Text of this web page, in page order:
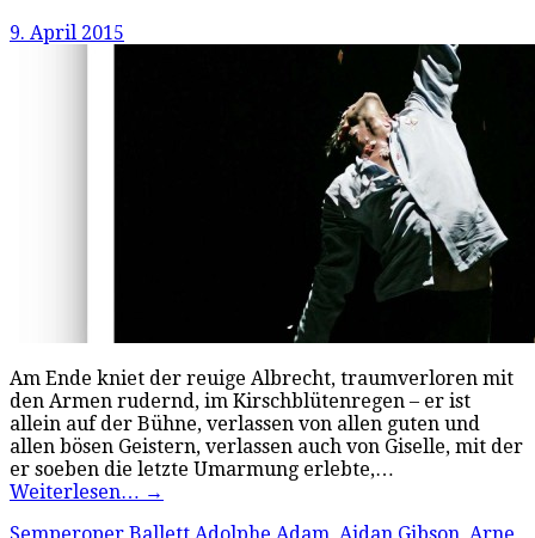
9. April 2015
Am Ende kniet der reuige Albrecht, traumverloren mit
den Armen rudernd, im Kirschblütenregen – er ist
allein auf der Bühne, verlassen von allen guten und
allen bösen Geistern, verlassen auch von Giselle, mit der
er soeben die letzte Umarmung erlebte,…
Weiterlesen… →